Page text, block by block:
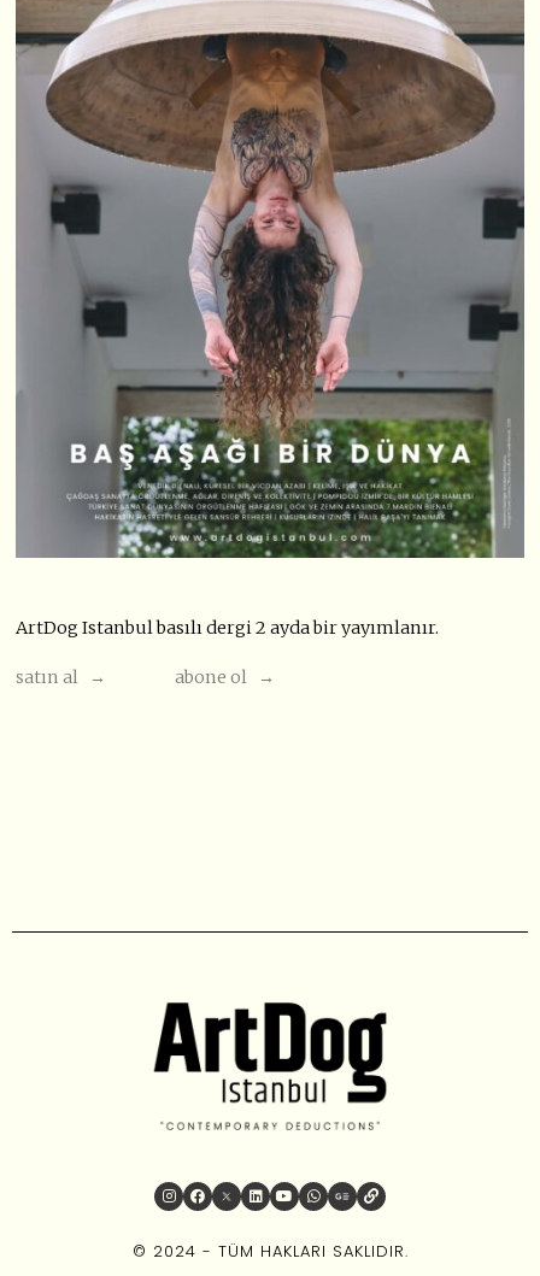
ArtDog Istanbul basılı dergi 2 ayda bir yayımlanır.
satın al → abone ol →
© 2024 - TÜM HAKLARI SAKLIDIR.